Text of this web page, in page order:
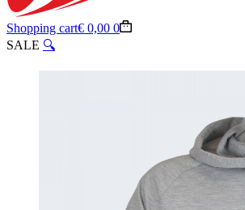
Shopping cart€ 0,00 0
SALE 🔍